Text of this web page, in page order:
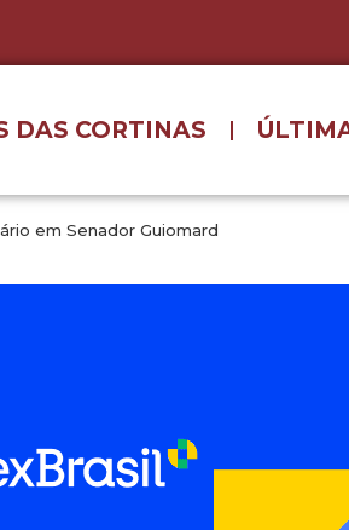
DAS CORTINAS
em Senador Guiomard